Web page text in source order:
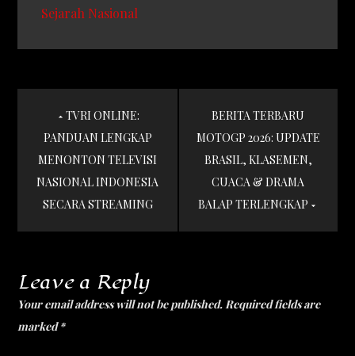
Sejarah Nasional
Post
navigation
TVRI ONLINE:
PANDUAN LENGKAP
MENONTON TELEVISI
NASIONAL INDONESIA
SECARA STREAMING
BERITA TERBARU
MOTOGP 2026: UPDATE
BRASIL, KLASEMEN,
CUACA & DRAMA
BALAP TERLENGKAP
Leave a Reply
Your email address will not be published.Required fields are
marked*